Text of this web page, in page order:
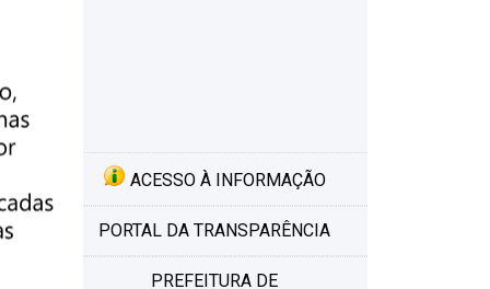
ACESSO À INFORMAÇÃO
PORTAL DA TRANSPARÊNCIA
PREFEITURA DE